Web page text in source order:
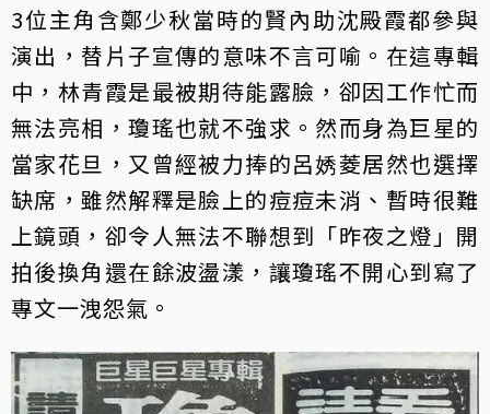
3位主角含鄭少秋當時的賢內助沈殿霞都參與
演出，替片子宣傳的意味不言可喻。在這專輯
中，林青霞是最被期待能露臉，卻因工作忙而
無法亮相，瓊瑤也就不強求。然而身為巨星的
當家花旦，又曾經被力捧的呂㛢菱居然也選擇
缺席，雖然解釋是臉上的痘痘未消、暫時很難
上鏡頭，卻令人無法不聯想到「昨夜之燈」開
拍後換角還在餘波盪漾，讓瓊瑤不開心到寫了
專文一洩怨氣。